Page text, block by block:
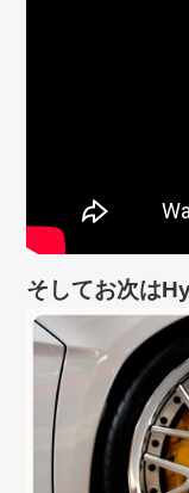
そしてお次は